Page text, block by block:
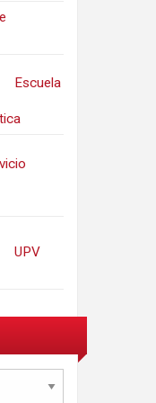
Escuela
UPV